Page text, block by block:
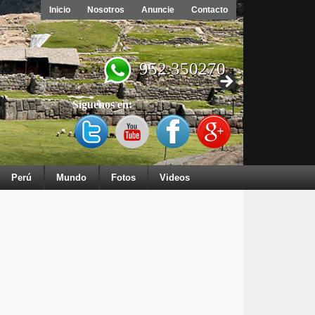
Inicio Nosotros Anuncie Contacto
952 350270
Síguenos en:
Perú Mundo Fotos Videos